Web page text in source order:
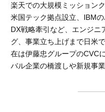
楽天での大規模ミッション
米国テック拠点設立、IBM
DX戦略牽引など、エンジニ
グ、事業立ち上げまで日米
在は伊藤忠グループのCVC
バル企業の橋渡しや新規事